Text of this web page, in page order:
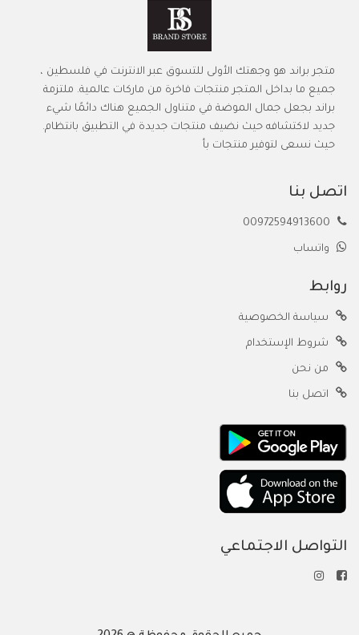
متجر براند هو وجهتك الأولى للتسوق عبر الانترنت في فلسطين ،
جميع ما بداخل المتجر منتجات فاخرة من ماركات عالمية. ملتزمة
براند بجعل جمال الموضة في متناول الجميع هناك دائمًا شيء
جديد لاكتشافه حيث نضيف منتجات جديدة في التطبيق بانتظام.
حيث نسعى لتوفير منتجات بأ
اتصل بنا
واتساب
روابط
سياسة الخصوصية
شروط الإستخدام
من نحن
اتصل بنا
التواصل الاجتماعي